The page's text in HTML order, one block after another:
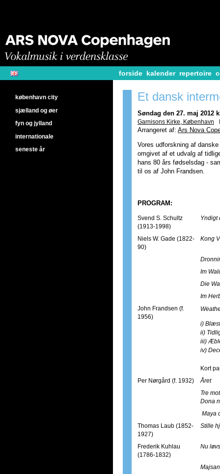
forside kalender repertoire
Et dansk
Søndag den 27. maj 2012
Garnisons Kirke, København
Arrangeret af: Ars Nova
Vores udforskning af
omgivet af et udvalg af
hans 80 års fødselsdag -
til os af John Frandsen.
PROGRAM:
Svend S. Schultz
(1913-1998)
Yndigt
Niels W. Gade (1822-
90)
Kong
Im
Die
Im
John Frandsen (f.
1956)
i)
ii)
iii)
iv)
Kort
Per Nørgård (f. 1932)
Året
Tre
Dona
Maya
Thomas Laub (1852-
1927)
Stille
Frederik Kuhlau
(1786-1832)
Nu
københavn city
sjælland og øer
fyn og jylland
internationale
seneste år